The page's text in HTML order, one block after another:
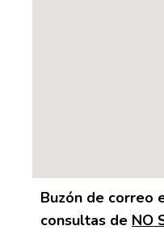
Buzón de correo
consultas de NO